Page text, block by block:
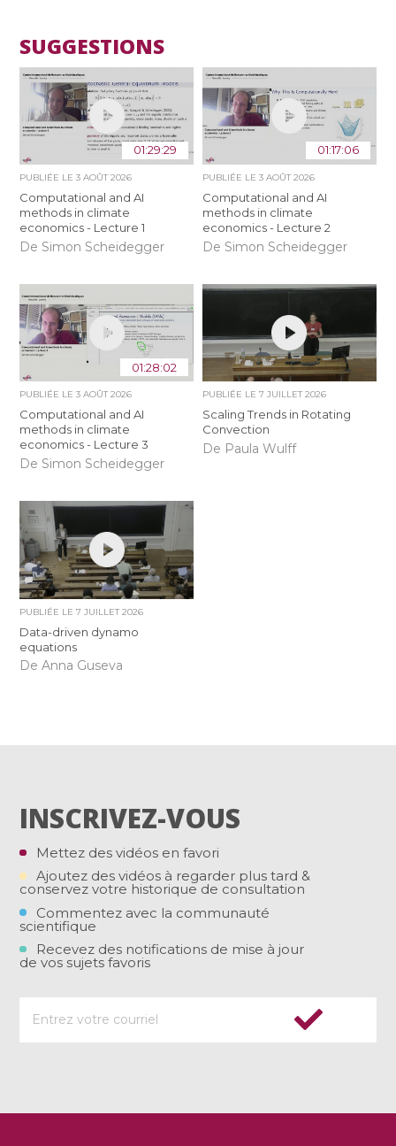
SUGGESTIONS
01:29:29
PUBLIÉE LE3 AOÛT 2026
Computational and AI
methods in climate
economics - Lecture 1
De Simon Scheidegger
01:17:06
PUBLIÉE LE 3 AOÛT 2026
Computational and AI
methods in climate
economics - Lecture 2
De Simon Scheidegger
01:28:02
PUBLIÉE LE3 AOÛT 2026
Computational and AI
methods in climate
economics - Lecture 3
De Simon Scheidegger
PUBLIÉE LE 7 JUILLET 2026
Scaling Trends in Rotating
Convection
De Paula Wulff
PUBLIÉE LE7 JUILLET 2026
Data-driven dynamo
equations
De Anna Guseva
INSCRIVEZ-VOUS
Mettez des vidéos en favori
Ajoutez des vidéos à regarder plus tard &
conservez votre historique de consultation
Commentez avec la communauté
scientifique
Recevez des notifications de mise à jour
de vos sujets favoris